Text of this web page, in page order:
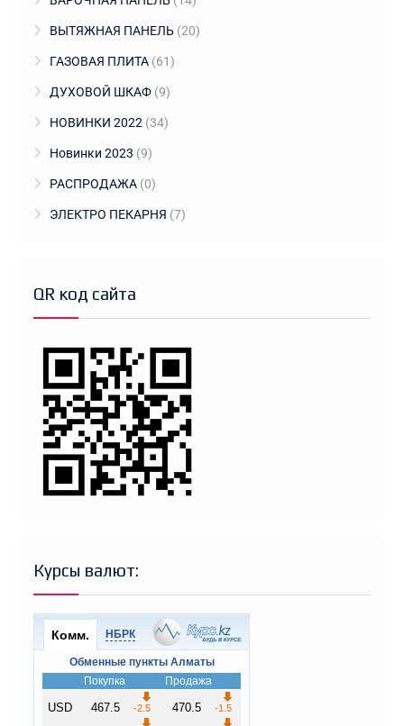
ВЫТЯЖНАЯ ПАНЕЛЬ (20)
ГАЗОВАЯ ПЛИТА (61)
ДУХОВОЙ ШКАФ (9)
НОВИНКИ 2022 (34)
Новинки 2023 (9)
РАСПРОДАЖА (0)
ЭЛЕКТРО ПЕКАРНЯ (7)
QR код сайта
Курсы валют: